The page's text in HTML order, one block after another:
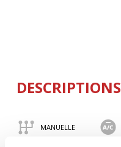
DESCRIPTIONS
MANUELLE